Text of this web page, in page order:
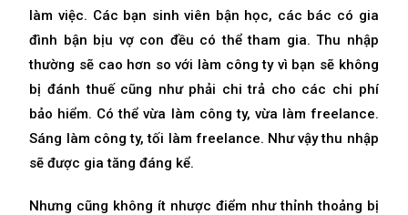
làm việc. Các bạn sinh viên bận học, các bác có gia
đình bận bịu vợ con đều có thể tham gia. Thu nhập
thường sẽ cao hơn so với làm công ty vì bạn sẽ không
bị đánh thuế cũng như phải chi trả cho các chi phí
bảo hiểm. Có thể vừa làm công ty, vừa làm freelance.
Sáng làm công ty, tối làm freelance. Như vậy thu nhập
sẽ được gia tăng đáng kể.
Nhưng cũng không ít nhược điểm như thỉnh thoảng bị